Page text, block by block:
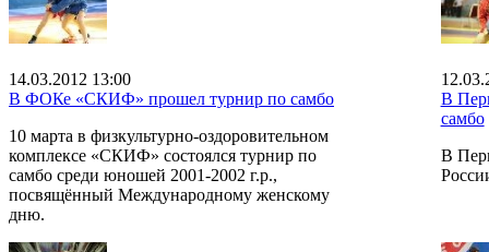
14.03.2012 13:00
В ФОКе «СКИФ» прошел турнир по самбо
10 марта в физкультурно-оздоровительном
комплексе «СКИФ» состоялся турнир по
самбо среди юношей 2001-2002 г.р.,
посвящённый Международному женскому
дню.
В
самбо
В